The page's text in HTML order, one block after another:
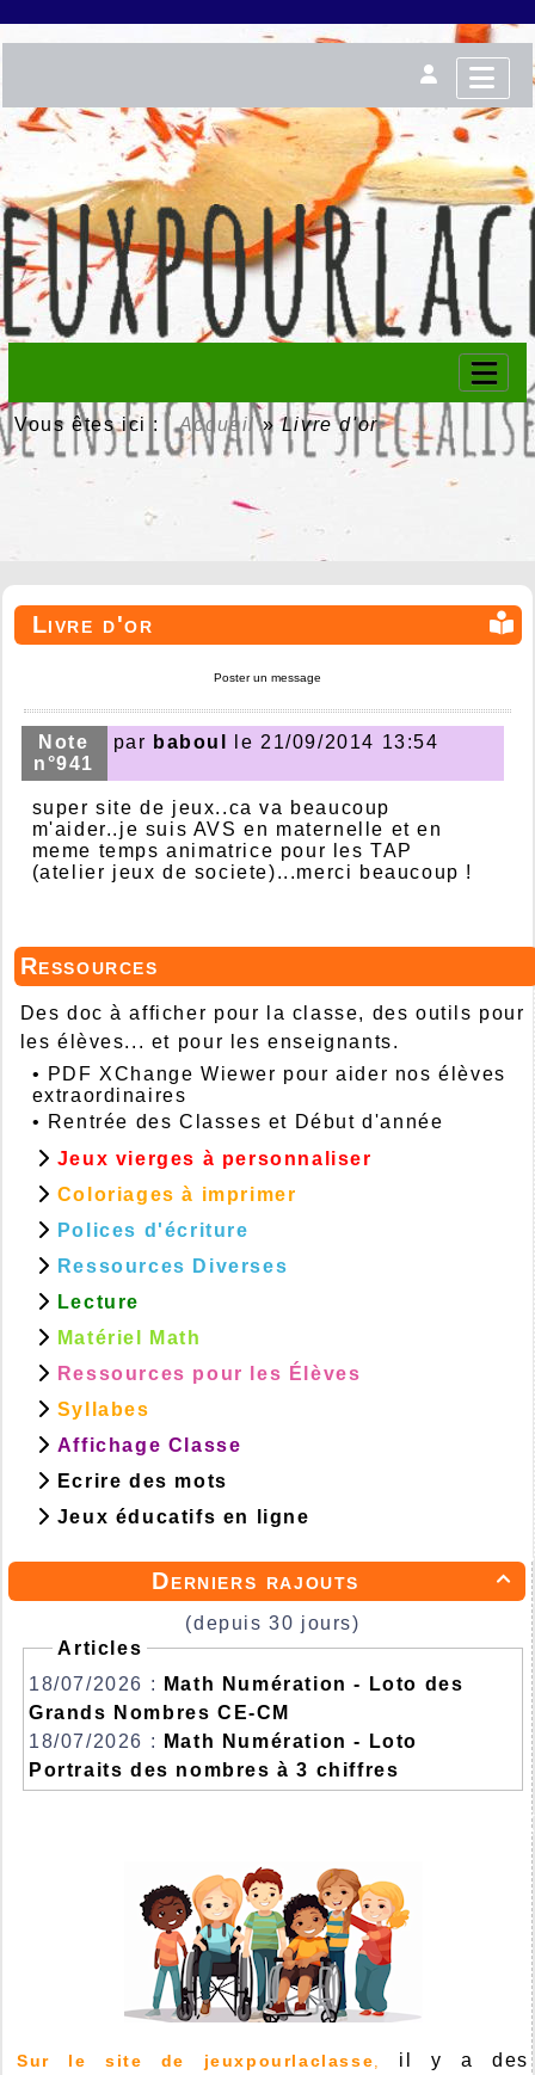
Vous êtes ici :Accueil»Livre d'or

Derniers rajouts
(depuis 30 jours)
Articles
18/07/2026 :
Math Numération - Loto des
Grands Nombres CE-CM
18/07/2026 :
Math Numération - Loto
Portraits des nombres à 3 chiffres
Sur le site de jeuxpourlaclasse
il y a des
Livre d'or
Poster un message
Note
n°941
par baboul le 21/09/2014 13:54
super site de jeux..ca va beaucoup
m'aider..je suis AVS en maternelle et en
meme temps animatrice pour les TAP
(atelier jeux de societe)...merci beaucoup !
Ressources
Des doc à afficher pour la classe, des outils pour
les élèves... et pour les enseignants.
• PDF XChange Wiewer pour aider nos élèves
extraordinaires
• Rentrée des Classes et Début d'année
Jeux vierges à personnaliser
Coloriages à imprimer
Polices d'écriture
Ressources Diverses
Lecture
Matériel Math
Ressources pour les Élèves
Syllabes
Affichage Classe
Ecrire des mots
Jeux éducatifs en ligne